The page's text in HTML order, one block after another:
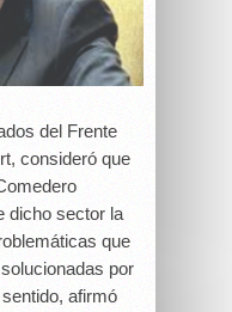
del Frente
consideró que
dicho sector la
que
por
afirmó